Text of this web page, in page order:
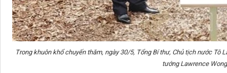
Trong khuôn khổ chuyến thăm, ngày 30/5, Tổng Bí thư, Chủ tịch nước Tô
tướng Lawrence